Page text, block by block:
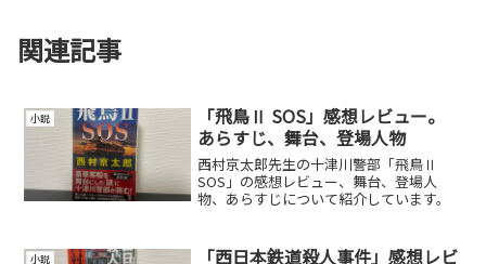
関連記事
小説
「飛鳥Ⅱ SOS」感想レビュー。
あらすじ、舞台、登場人物
西村京太郎先生の十津川警部「飛鳥Ⅱ
SOS」の感想レビュー、舞台、登場人
物、あらすじについて紹介しています。
小説 「西日本鉄道殺人事件」感想レビ